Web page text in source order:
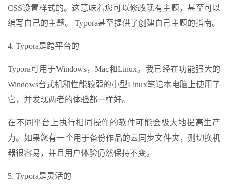
CSS设置样式的。这意味着您可以修改现有主题，甚至可以
编写自己的主题。 Typora甚至提供了创建自己主题的指南。
4. Typora是跨平台的
Typora可用于Windows，Mac和Linux。我已经在功能强大的
Windows台式机和性能较弱的小型Linux笔记本电脑上使用了
它，并发现两者的体验都一样好。
在不同平台上执行相同操作的软件可能会极大地提高生产
力。如果您有一个用于备份作品的云同步文件夹，则切换机
器很容易，并且用户体验仍然保持不变。
5. Typora是灵活的